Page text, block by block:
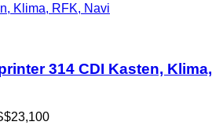
Klima, RFK, Navi
314 CDI Kasten, Klima,